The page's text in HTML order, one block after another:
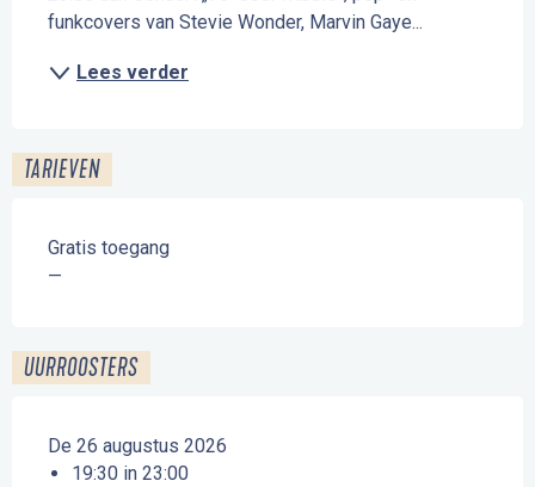
funkcovers van Stevie Wonder, Marvin Gaye...
Lees verder
TARIEVEN
Gratis toegang
—
UURROOSTERS
De 26 augustus 2026
19:30 in 23:00